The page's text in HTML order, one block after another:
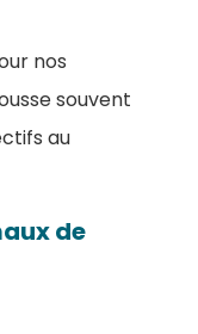
nos
souvent
au
de